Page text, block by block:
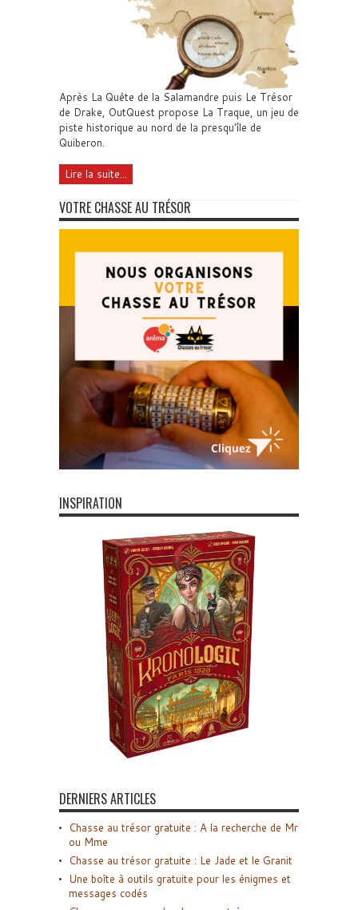
Après La Quête de la Salamandre puis Le Trésor
de Drake, OutQuest propose La Traque, un jeu de
piste historique au nord de la presqu'île de
Quiberon.
Lire la suite...
VOTRE CHASSE AU TRÉSOR
INSPIRATION
DERNIERS ARTICLES
Chasse au trésor gratuite : A la recherche de Mr
ou Mme
Chasse au trésor gratuite : Le Jade et le Granit
Une boîte à outils gratuite pour les énigmes et
messages codés